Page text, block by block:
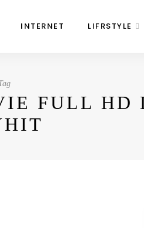
INTERNET LIFRSTYLE
FULL HD